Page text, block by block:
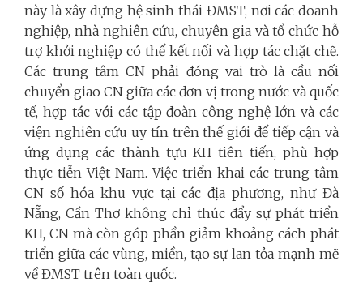
này là xây dựng hệ sinh thái ĐMST, nơi các doanh
nghiệp, nhà nghiên cứu, chuyên gia và tổ chức hỗ
trợ khởi nghiệp có thể kết nối và hợp tác chặt chẽ.
Các trung tâm CN phải đóng vai trò là cầu nối
chuyển giao CN giữa các đơn vị trong nước và quốc
tế, hợp tác với các tập đoàn công nghệ lớn và các
viện nghiên cứu uy tín trên thế giới để tiếp cận và
ứng dụng các thành tựu KH tiên tiến, phù hợp
thực tiễn Việt Nam. Việc triển khai các trung tâm
CN số hóa khu vực tại các địa phương, như Đà
Nẵng, Cần Thơ không chỉ thúc đẩy sự phát triển
KH, CN mà còn góp phần giảm khoảng cách phát
triển giữa các vùng, miền, tạo sự lan tỏa mạnh mẽ
về ĐMST trên toàn quốc.